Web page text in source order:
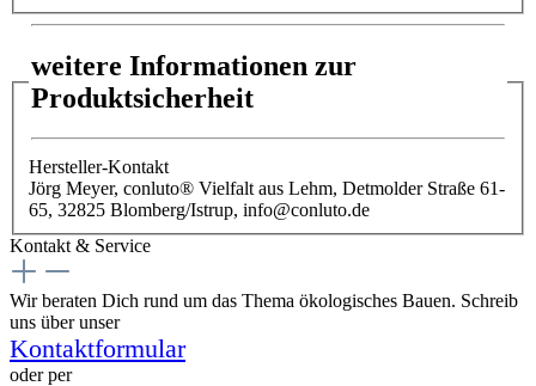
weitere Informationen zur
Produktsicherheit
Hersteller-Kontakt
Jörg Meyer, conluto® Vielfalt aus Lehm, Detmolder Straße 61-
65, 32825 Blomberg/Istrup, info@conluto.de
Kontakt & Service
Wir beraten Dich rund um das Thema ökologisches Bauen. Schreib
uns über unser
Kontaktformular
oder per